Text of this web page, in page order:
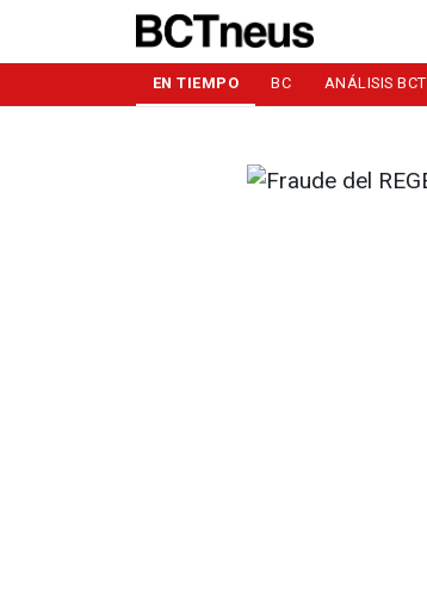
EN TIEMPO BC ANÁLISIS BCT